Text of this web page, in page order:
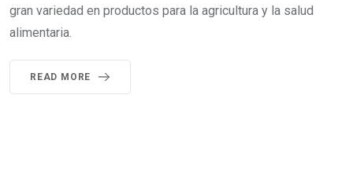
gran variedad en productos para la agricultura y la salud
alimentaria.
READ MORE